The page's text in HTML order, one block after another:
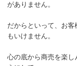
がありません。
だからといって、お
もいけません。
心の底から商売を楽し